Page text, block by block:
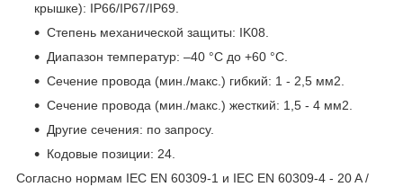
крышке): IP66/IP67/IP69.
Степень механической защиты: IK08.
Диапазон температур: –40 °C до +60 °C.
Сечение провода (мин./макс.) гибкий: 1 - 2,5 мм2.
Сечение провода (мин./макс.) жесткий: 1,5 - 4 мм2.
Другие сечения: по запросу.
Кодовые позиции: 24.
Согласно нормам IEC EN 60309-1 и IEC EN 60309-4 - 20 A /